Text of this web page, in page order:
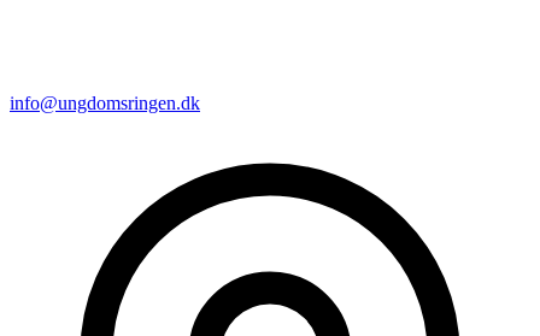
info@ungdomsringen.dk